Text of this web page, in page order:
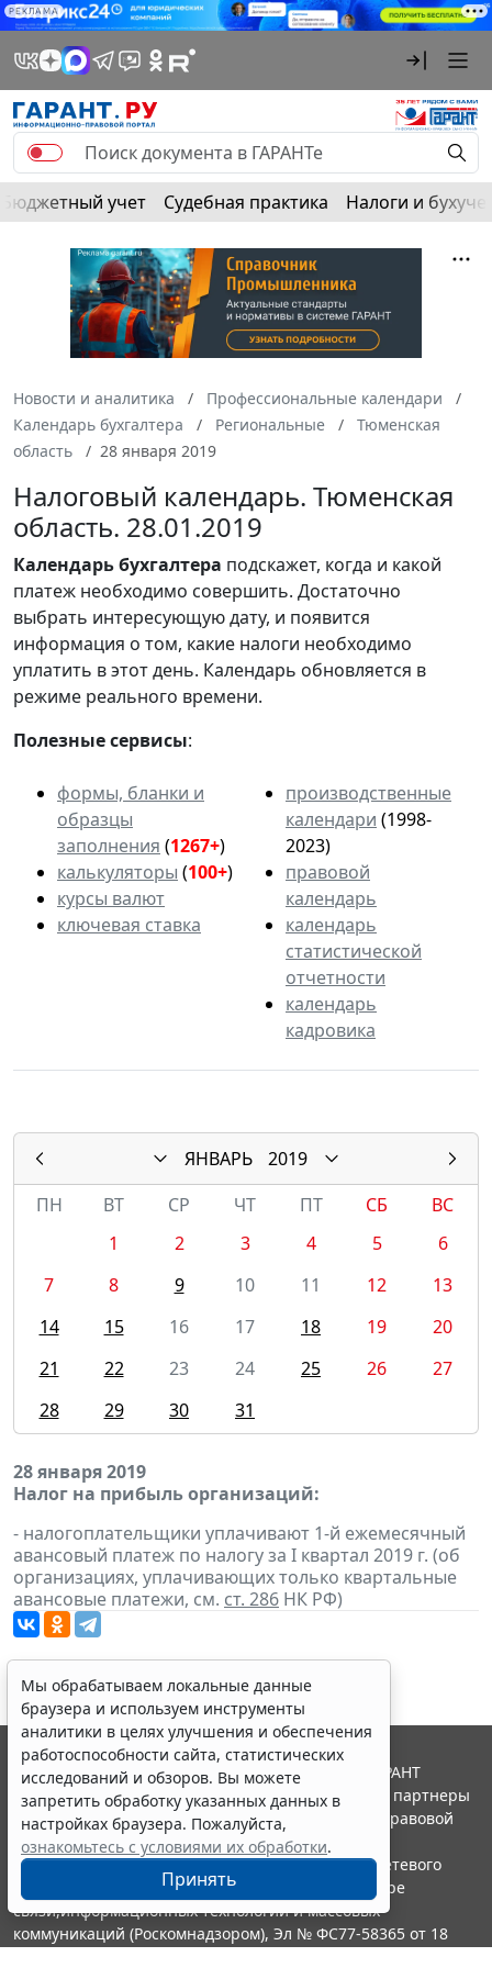
РЕКЛАМА
Бюджетный учет Судебная практика Налоги и
Новости и аналитика
Профессиональные календари
Календарь бухгалтера
Региональные
Тюменская
область
28 января 2019
Налоговый календарь. Тюменская
область. 28.01.2019
Календарьбухгалтера подскажет, когда и какой
платеж необходимо совершить. Достаточно
выбрать интересующую дату, и появится
информация о том, какие налоги необходимо
уплатить в этот день. Календарь обновляется в
режиме реального времени.
Полезные сервисы:
формы, бланки и
образцы
заполнения (1267+)
калькуляторы (100+)
курсы валют
ключевая ставка
производственные
календари (1998-
2023)
правовой
календарь
календарь
статистической
отчетности
календарь
кадровика
ЯНВАРЬ
2019
ПН
ВТ СР ЧТ ПТ СБ
ВС
1
2 3 4 5
6
7
8 9 10 11 12
13
14
15 16 17 18 19
20
21
22 23 24 25 26
27
28
29 30 31
28 января 2019
Налог на прибыль организаций:
- налогоплательщики уплачивают 1-й ежемесячный
авансовый платеж по налогу за I квартал 2019 г. (об
организациях, уплачивающих только квартальные
авансовые платежи, см. ст. 286 НК РФ)
Мы обрабатываем локальные данные
браузера и используем инструменты
аналитики в целях улучшения и обеспечения
работоспособности сайта, статистических
исследований и обзоров. Вы можете
запретить обработку указанных данных в
настройках браузера. Пожалуйста,
ознакомьтесь с условиями их обработки.
Принять
© ООО "НПП "ГАРАНТ-СЕРВИС", 2026. Система ГАРАНТ
выпускается с 1990 года. Компания "Гарант" и ее партнеры
являются участниками Российской ассоциации правовой
информации ГАРАНТ.
Портал ГАРАНТ.РУ зарегистрирован в качестве сетевого
издания Федеральной службой по надзору в сфере
связи,информационных технологий и массовых
коммуникаций (Роскомнадзором), Эл № ФС77-58365 от 18